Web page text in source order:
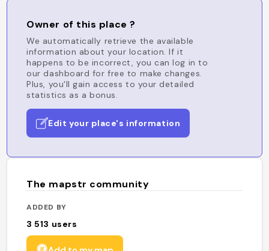
Owner of this place ?
We automatically retrieve the available
information about your location. If it
happens to be incorrect, you can log in to
our dashboard for free to make changes.
Plus, you'll gain access to your detailed
statistics as a bonus.
Edit your place's information
The mapstr community
ADDED BY
3 513 users